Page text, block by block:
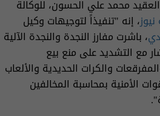
محمد علي الحسون، للوكالة
، إنه "تنفيذاً لتوجيهات وكيل
، باشرت مفارز النجدة والنجدة الآلية
مع التشديد على منع بيع
والكرات الحديدية والألعاب
الأمنية بمحاسبة المخالفين